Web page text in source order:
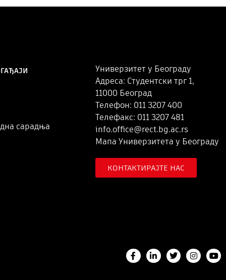
сарадња
Универзитет у Београду
Адреса: Студентски трг 1,
11000 Београд
Телефон: 011 3207 400
Телефакс: 011 3207 481
info.office@rect.bg.ac.rs
Мапа Универзитета у Београду
КОНТАКТИРАЈТЕ НАС